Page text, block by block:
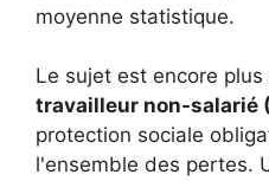
moyenne statistique.
Le sujet est encore
travailleur non-salarié
protection sociale
l'ensemble des pertes.